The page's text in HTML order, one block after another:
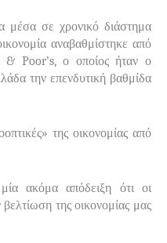
μέσα σε χρονικό διάστημα
αναβαθμίστηκε από
& Poor’s, ο οποίος ήταν ο
την επενδυτική βαθμίδα
της οικονομίας από
ακόμα απόδειξη ότι οι
της οικονομίας μας